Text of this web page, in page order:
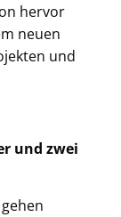
hervor
neuen
und
und zwei